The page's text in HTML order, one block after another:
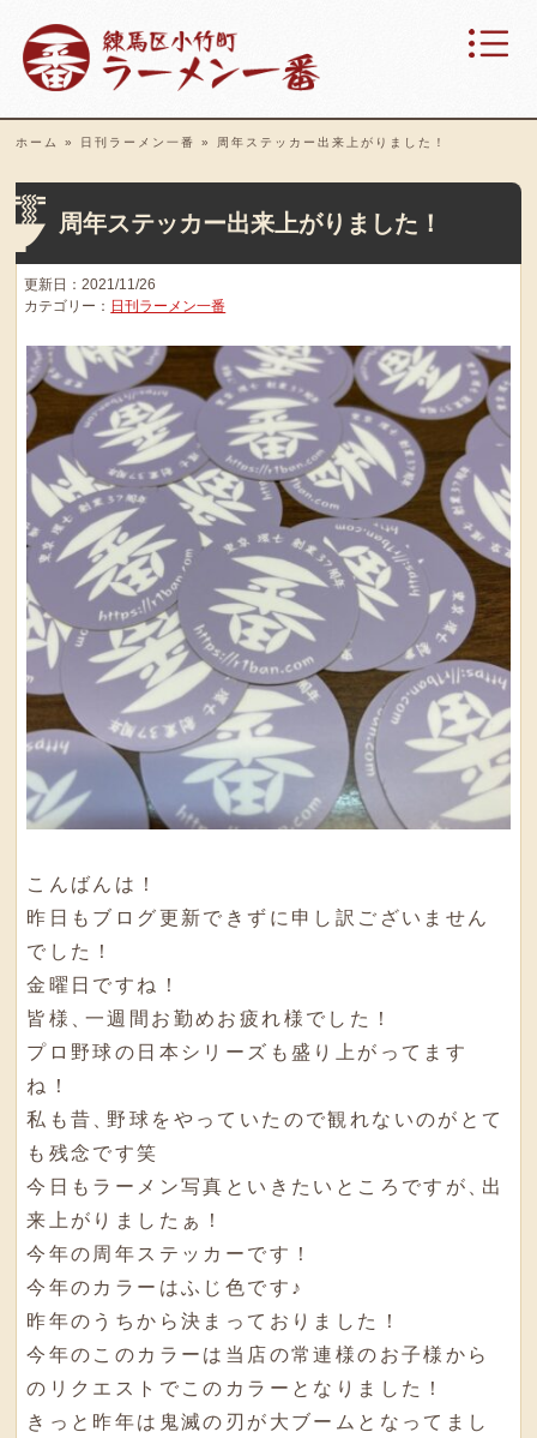
ホーム » 日刊ラーメン一番 » 周年ステッカー出来上がりました！
周年ステッカー出来上がりました！
更新日：2021/11/26
カテゴリー： 日刊ラーメン一番
こんばんは！
昨日もブログ更新できずに申し訳ございません
でした！
金曜日ですね！
皆様
、一週間お勤めお疲れ様でした！
プロ野球の日本シリーズも盛り上がってます
ね！
私も昔
、野球をやっていたので観れないのがとて
も残念です笑
今日もラーメン写真といきたいところですが
、出
来上がりましたぁ！
今年の周年ステッカーです！
今年のカラーはふじ色です♪
昨年のうちから決まっておりました！
今年のこのカラーは当店の常連様のお子様から
のリクエストでこのカラーとなりました！
きっと昨年は鬼滅の刃が大ブームとなってまし